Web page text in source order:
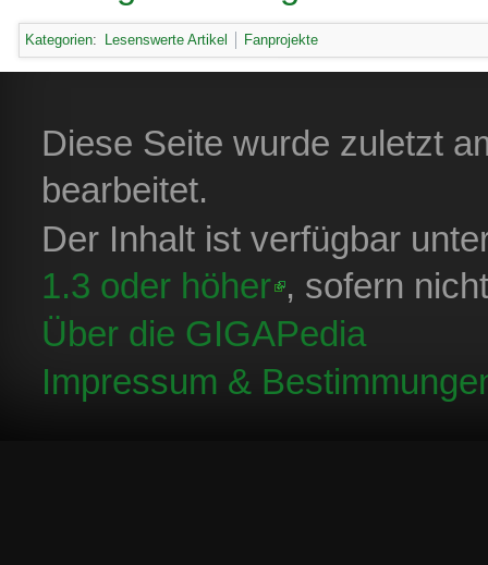
Kategorien: Lesenswerte Artikel Fanprojekte
Diese Seite wurde zuletzt
bearbeitet.
Der Inhalt ist verfügbar
1.3 oder höher , sofern
Über die GIGAPedia
Impressum &